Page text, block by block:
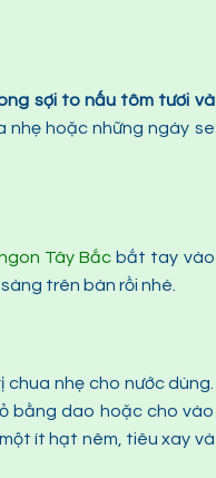
sợi to nấu tôm tươi và
nhẹ hoặc những ngày se
Tây Bắc bắt tay vào
trên bàn rồi nhé.
nhẹ cho nước dùng.
bằng dao hoặc cho vào
ít hạt nêm, tiêu xay và